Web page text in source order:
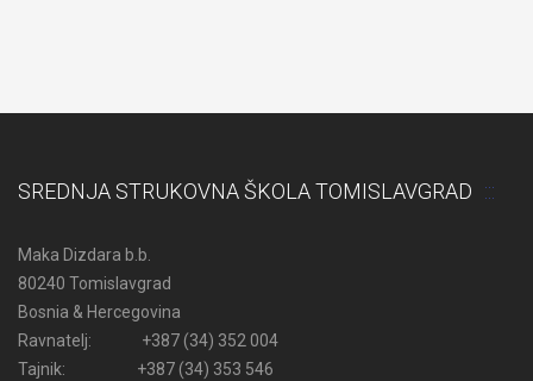
SREDNJA STRUKOVNA ŠKOLA TOMISLAVGRAD
Maka Dizdara b.b.
80240 Tomislavgrad
Bosnia & Hercegovina
Ravnatelj: +387 (34) 352 004
Tajnik: +387 (34) 353 546